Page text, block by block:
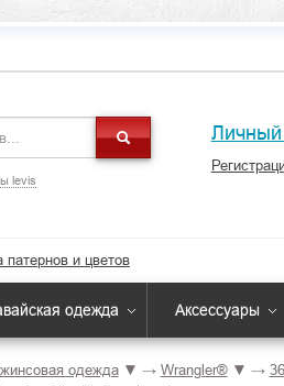
levis
Личный
патернов и цветов
одежда Аксессуары
одежда ▼ → Wrangler® ▼ →